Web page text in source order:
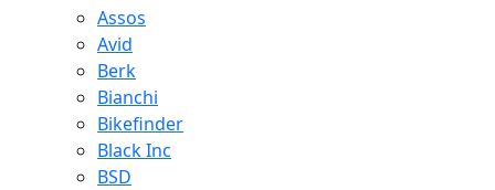
Assos
Avid
Berk
Bianchi
Bikefinder
Black Inc
BSD